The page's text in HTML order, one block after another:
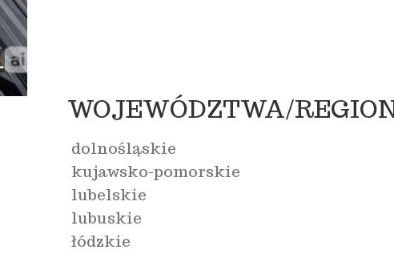
WOJEWÓDZTWA/
dolnośląskie
kujawsko-pomorskie
lubelskie
lubuskie
łódzkie